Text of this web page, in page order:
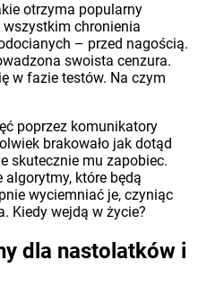
otrzyma popularny
chronienia
– przed nagością.
swoista cenzura.
w fazie testów. Na czym
poprzez komunikatory
brakowało jak dotąd
skutecznie mu zapobiec.
które będą
wyciemniać je, czyniąc
Kiedy wejdą w życie?
dla nastolatków i